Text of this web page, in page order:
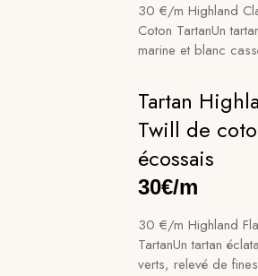
30 €/m Highland
Coton TartanUn
marine et blanc
Tartan
Twill de
écossais
30€/m
30 €/m Highland
TartanUn tartan
verts, relevé de fines